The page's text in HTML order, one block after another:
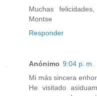
Muchas
Montse
Responder
Anónimo 9:04 p. m.
Mi más sincera
He visitado